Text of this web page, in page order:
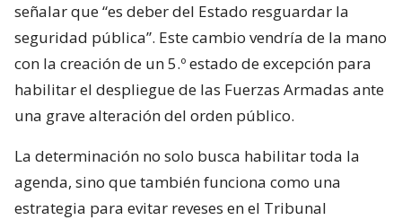
señalar que “es deber del Estado resguardar la
seguridad pública”. Este cambio vendría de la mano
con la creación de un 5.º estado de excepción para
habilitar el despliegue de las Fuerzas Armadas ante
una grave alteración del orden público.
La determinación no solo busca habilitar toda la
agenda, sino que también funciona como una
estrategia para evitar reveses en el Tribunal